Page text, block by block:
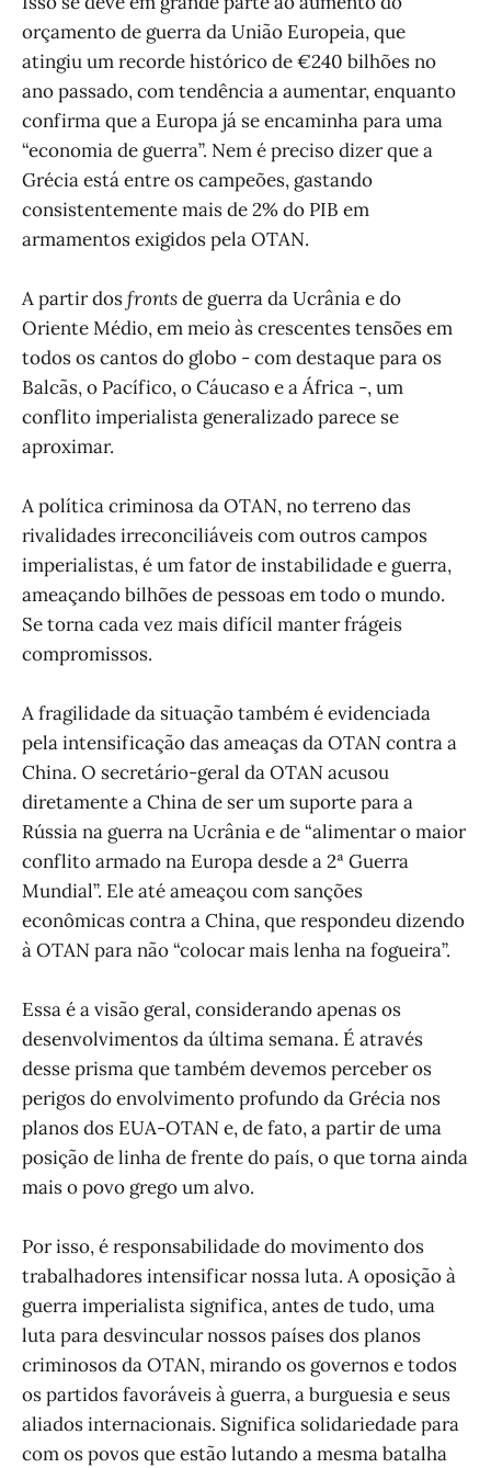
orçamento de guerra da União Europeia, que
atingiu um recorde histórico de €240 bilhões no
ano passado, com tendência a aumentar, enquanto
confirma que a Europa já se encaminha para uma
“economia de guerra”. Nem é preciso dizer que a
Grécia está entre os campeões, gastando
consistentemente mais de 2% do PIB em
armamentos exigidos pela OTAN.
A partir dosfrontsde guerra da Ucrânia e do
Oriente Médio, em meio às crescentes tensões em
todos os cantos do globo - com destaque para os
Balcãs, o Pacífico, o Cáucaso e a África -, um
conflito imperialista generalizado parece se
aproximar.
A política criminosa da OTAN, no terreno das
rivalidades irreconciliáveis com outros campos
imperialistas, é um fator de instabilidade e guerra,
ameaçando bilhões de pessoas em todo o mundo.
Se torna cada vez mais difícil manter frágeis
compromissos.
A fragilidade da situação também é evidenciada
pela intensificação das ameaças da OTAN contra a
China. O secretário-geral da OTAN acusou
diretamente a China de ser um suporte para a
Rússia na guerra na Ucrânia e de “alimentar o maior
conflito armado na Europa desde a 2ª Guerra
Mundial”. Ele até ameaçou com sanções
econômicas contra a China, que respondeu dizendo
à OTAN para não “colocar mais lenha na fogueira”.
Essa é a visão geral, considerando apenas os
desenvolvimentos da última semana. É através
desse prisma que também devemos perceber os
perigos do envolvimento profundo da Grécia nos
planos dos EUA-OTAN e, de fato, a partir de uma
posição de linha de frente do país, o que torna ainda
mais o povo grego um alvo.
Por isso, é responsabilidade do movimento dos
trabalhadores intensificar nossa luta. A oposição à
guerra imperialista significa, antes de tudo, uma
luta para desvincular nossos países dos planos
criminosos da OTAN, mirando os governos e todos
os partidos favoráveis à guerra, a burguesia e seus
aliados internacionais. Significa solidariedade para
com os povos que estão lutando a mesma batalha